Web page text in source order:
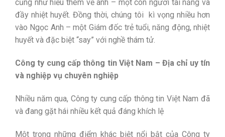
cũng như hiểu thêm về anh – một con người tài năng và
đầy nhiệt huyết. Đồng thời, chúng tôi kì vọng nhiều hơn
vào Ngọc Anh – một Giám đốc trẻ tuổi, năng động, nhiệt
huyết và đặc biệt “say” với nghề thám tử.
Công ty cung cấp thông tin Việt Nam – Địa chỉ uy tín
và nghiệp vụ chuyên nghiệp
Nhiều năm qua, Công ty cung cấp thông tin Việt Nam đã
và đang gặt hái nhiều kết quả đáng khích lệ
Một trong những điểm khác biệt nổi bật của Công ty